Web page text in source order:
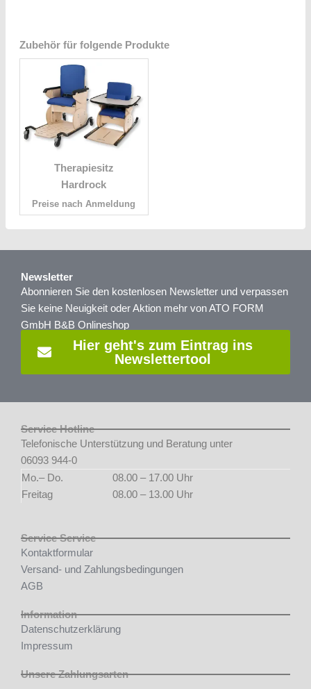
Zubehör für folgende Produkte
Therapiesitz
Hardrock
Preise nach Anmeldung
Newsletter
Abonnieren Sie den kostenlosen Newsletter und verpassen
Sie keine Neuigkeit oder Aktion mehr von ATO FORM
GmbH B&B Onlineshop
Hier geht's zum Eintrag ins
Newslettertool
Service Hotline
Telefonische Unterstützung und Beratung unter
06093 944-0
Mo.– Do.
08.00 – 17.00 Uhr
Freitag
08.00 – 13.00 Uhr
Service Service
Kontaktformular
Versand- und Zahlungsbedingungen
AGB
Information
Datenschutzerklärung
Impressum
Unsere Zahlungsarten